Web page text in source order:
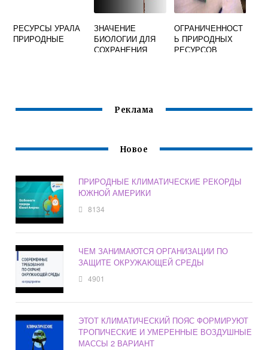
РЕСУРСЫ УРАЛА
ПРИРОДНЫЕ
ЗНАЧЕНИЕ
БИОЛОГИИ ДЛЯ
СОХРАНЕНИЯ
ОГРАНИЧЕННОСТ
Ь ПРИРОДНЫХ
РЕСУРСОВ
Реклама
Новое
ПРИРОДНЫЕ КЛИМАТИЧЕСКИЕ РЕКОРДЫ
ЮЖНОЙ АМЕРИКИ
8134
ЧЕМ ЗАНИМАЮТСЯ ОРГАНИЗАЦИИ ПО
ЗАЩИТЕ ОКРУЖАЮЩЕЙ СРЕДЫ
4901
ЭТОТ КЛИМАТИЧЕСКИЙ ПОЯС ФОРМИРУЮТ
ТРОПИЧЕСКИЕ И УМЕРЕННЫЕ ВОЗДУШНЫЕ
МАССЫ 2 ВАРИАНТ